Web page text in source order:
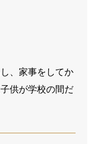
、家事をしてか
供が学校の間だ